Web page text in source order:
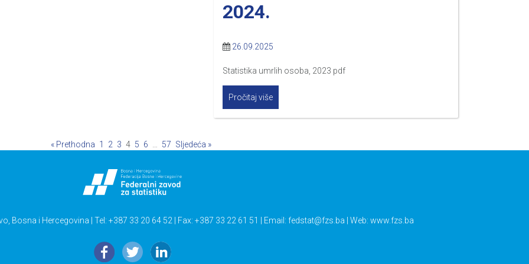
2024.
26.09.2025
Statistika umrlih osoba, 2023 pdf
Pročitaj više
« Prethodna 1 2 3 4 5 6 … 57 Sljedeća »
Bosna i Hercegovina | Tel: +387 33 20 64 52 | Fax: +387 33 22 61 51 | Email: fedstat@fzs.ba | Web: www.fzs.ba